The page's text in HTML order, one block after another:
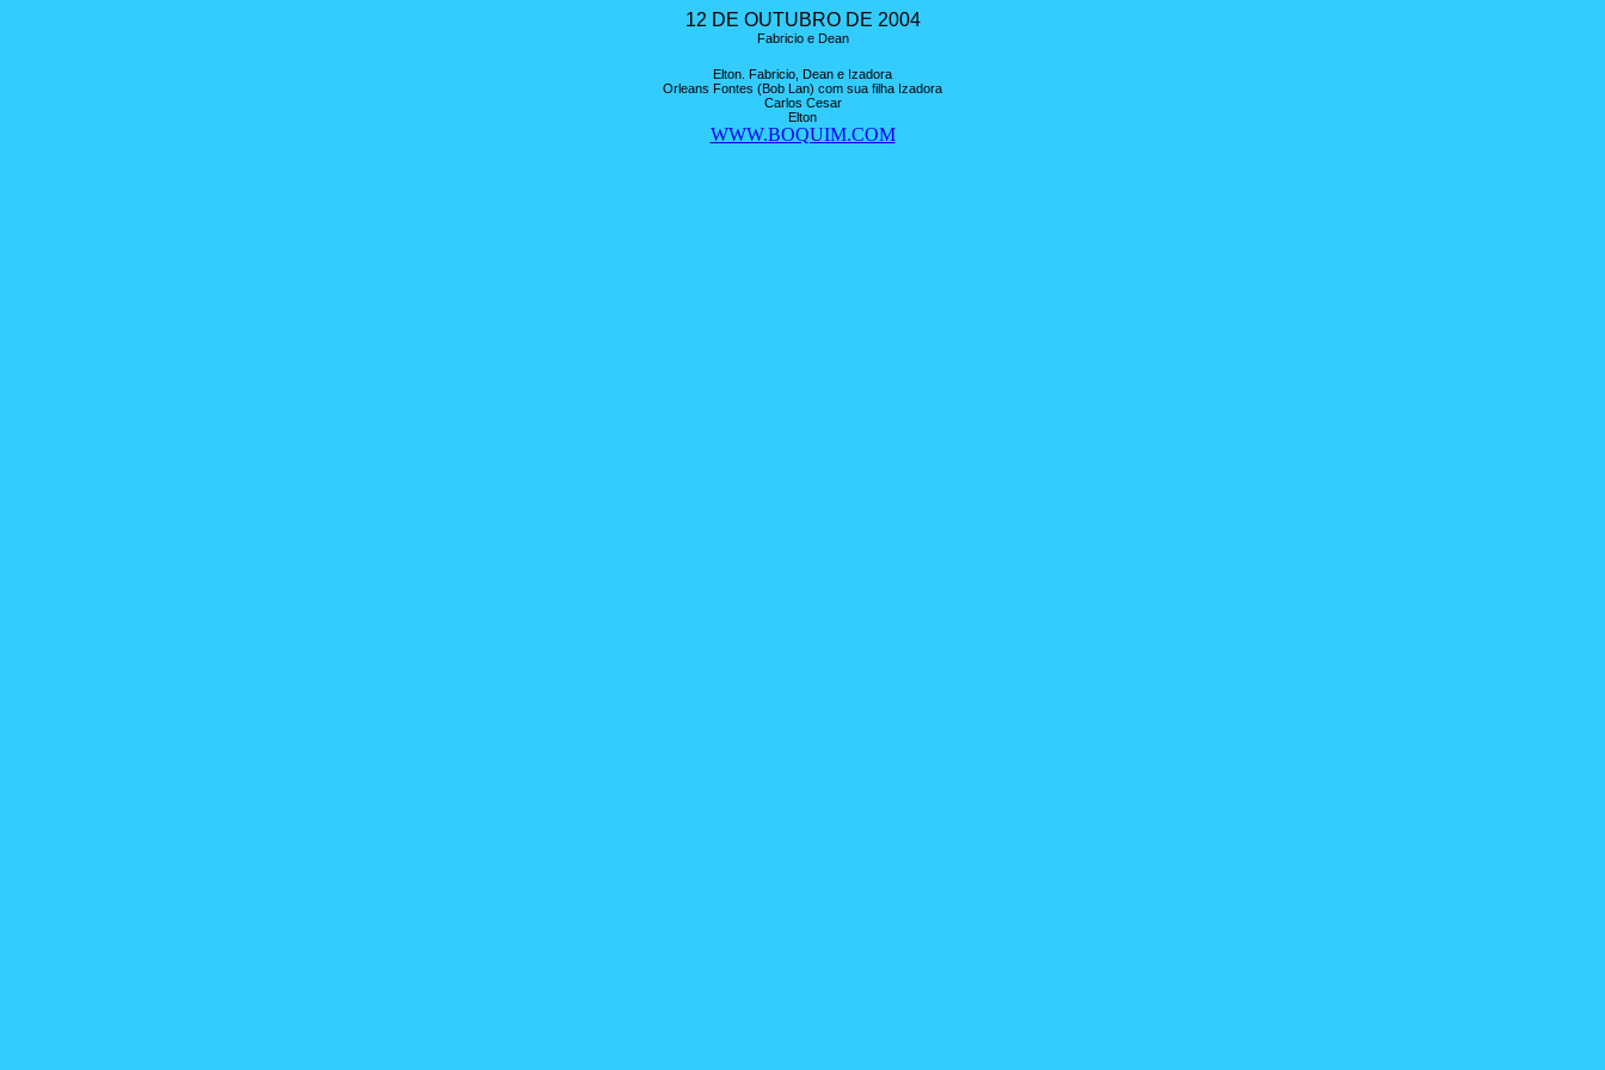
12 DE OUTUBRO DE 2004
Fabricio e Dean
Elton. Fabricio, Dean e Izadora
Orleans Fontes (Bob Lan) com sua filha Izadora
Carlos Cesar
Elton
WWW.BOQUIM.COM